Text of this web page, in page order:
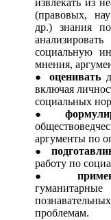
извлекать из
(правовых,
др.) знания
социальную
мнения,
оценивать
включая
социальных
аргументы по
работу по
проблемам.